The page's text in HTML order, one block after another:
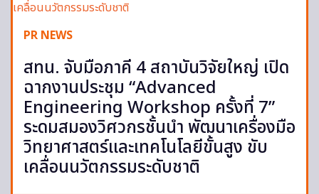
PR NEWS
สทน. จับมือภาคี 4 สถาบันวิจัยใหญ่ เปิด
ฉากงานประชุม “Advanced
Engineering Workshop ครั้งที่ 7”
ระดมสมองวิศวกรชั้นนำ พัฒนาเครื่องมือ
วิทยาศาสตร์และเทคโนโลยีขั้นสูง ขับ
เคลื่อนนวัตกรรมระดับชาติ